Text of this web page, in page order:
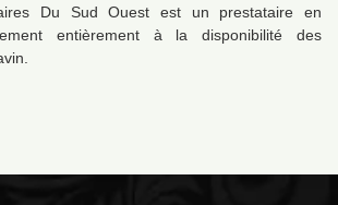
Du Sud Ouest est un prestataire en
entièrement à la disponibilité des